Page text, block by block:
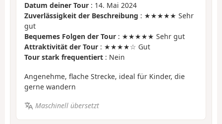
Datum deiner Tour : 14. Mai 2024
Zuverlässigkeit der Beschreibung : ★★★★★ Sehr
gut
Bequemes Folgen der Tour : ★★★★★ Sehr gut
Attraktivität der Tour : ★★★★☆ Gut
Tour stark frequentiert : Nein
Angenehme, flache Strecke, ideal für Kinder, die
gerne wandern
Maschinell übersetzt